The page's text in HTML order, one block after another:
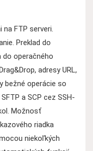
FTP serveri.
Preklad do
do operačného
adresy URL,
bežné operácie so
a SCP cez SSH-
Možnosť
riadka
niekoľkých